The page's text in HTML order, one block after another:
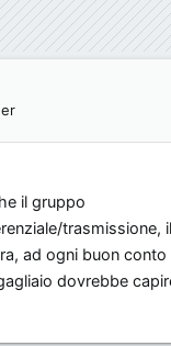
il gruppo
trasmissione,
ad ogni buon
dovrebbe